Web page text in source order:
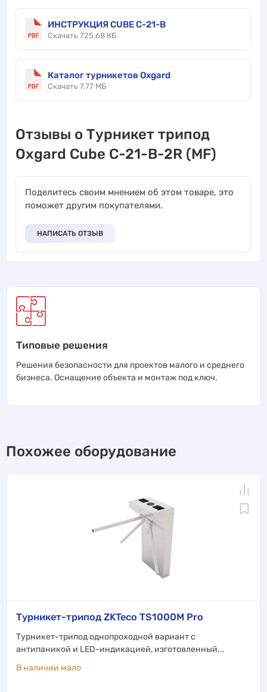
ИНСТРУКЦИЯ CUBE C-21-B
Скачать 725.68 КБ
Каталог турникетов Oxgard
Скачать 7.77 МБ
Отзывы о Турникет трипод
Oxgard Cube C-21-B-2R (MF)
Поделитесь своим мнением об этом товаре, это
поможет другим покупателями.
НАПИСАТЬ ОТЗЫВ
Типовые решения
Решения безопасности для проектов малого и среднего
бизнеса. Оснащение объекта и монтаж под ключ.
Похожее оборудование
Турникет-трипод ZKTeco TS1000M Pro
Турникет-трипод однопроходной вариант с
антипаникой и LED-индикацией, изготовленный...
В наличии мало